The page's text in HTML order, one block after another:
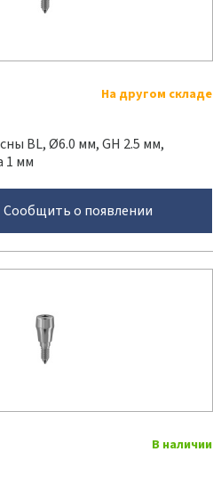
На другом складе
BL, Ø6.0 мм, GH 2.5 мм,
1 мм
Сообщитьо появлении
В наличии